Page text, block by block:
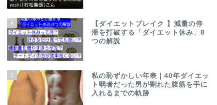
4
【ダイエットブレイク 】減量の停
滞を打破する「ダイエット休み」8
つの解説
5
私の恥ずかしい年表｜40年ダイエッ
ト弱者だった男が割れた腹筋を手に
入れるまでの軌跡